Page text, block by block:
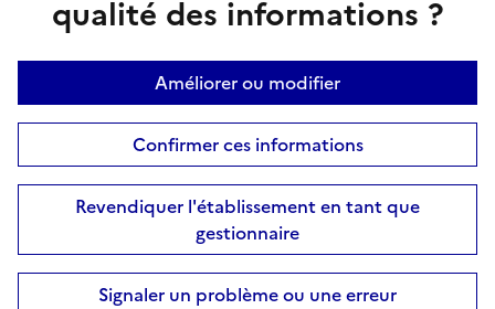
qualité des informations ?
Améliorer ou modifier
Confirmer ces informations
Revendiquer l'établissement en tant que
gestionnaire
Signaler un problème ou une erreur